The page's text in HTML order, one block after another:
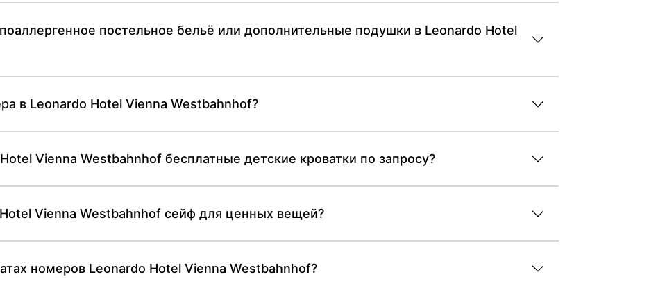
постельное бельё или дополнительные подушки в Leonardo Hotel
в Leonardo Hotel Vienna Westbahnhof?
Vienna Westbahnhof бесплатные детские кроватки по запросу?
Vienna Westbahnhof сейф для ценных вещей?
номеров Leonardo Hotel Vienna Westbahnhof?